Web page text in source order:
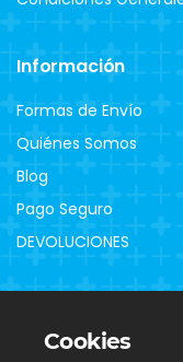
Información
Formas de Envío
Quiénes Somos
Blog
Pago Seguro
DEVOLUCIONES
Contacto
Cookies